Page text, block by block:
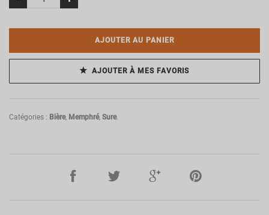
AJOUTER AU PANIER
AJOUTER À MES FAVORIS
Catégories : Bière, Memphré, Sure.